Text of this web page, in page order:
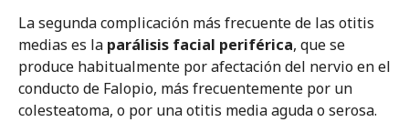
La segunda complicación más frecuente de las otitis
medias es la parálisis facial periférica, que se
produce habitualmente por afectación del nervio en el
conducto de Falopio, más frecuentemente por un
colesteatoma, o por una otitis media aguda o serosa.